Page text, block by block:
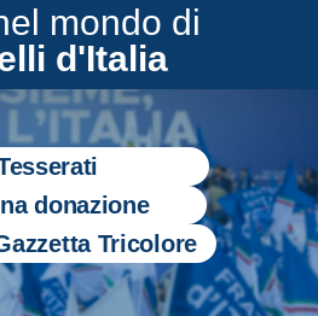
mondo di
d'Italia
donazione
Tricolore